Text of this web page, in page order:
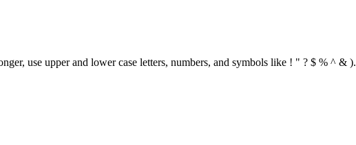
use upper and lower case letters, numbers, and symbols like ! " ? $ % ^ & ).